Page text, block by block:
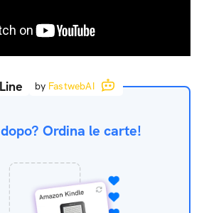
by FastwebAI
Ordina le carte!